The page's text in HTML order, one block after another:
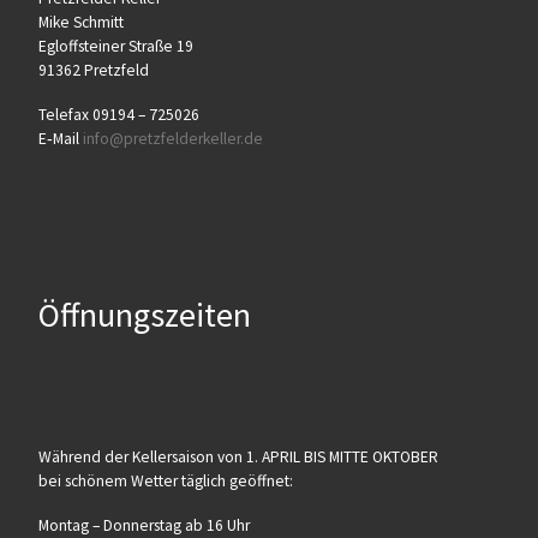
Mike Schmitt
Egloff­stei­ner Stra­ße 19
91362 Pretzfeld
Tele­fax 09194 – 725026
E‑Mail info@​pretzfelderkeller.​de
Öffnungszeiten
Wäh­rend der Kel­ler­sai­son von 1. APRIL BIS MITTE OKTOBER
bei schö­nem Wet­ter täg­lich geöffnet:
Mon­tag – Don­ners­tag ab 16 Uhr